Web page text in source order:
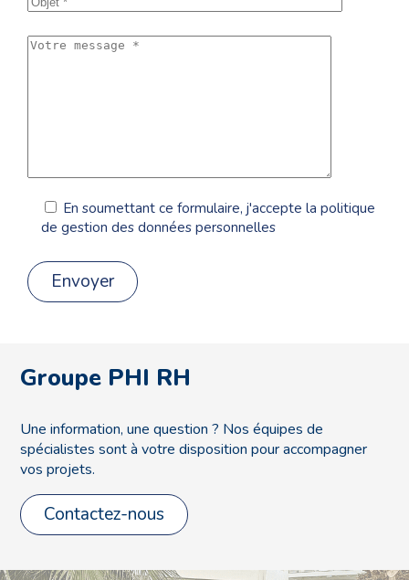
En soumettant ce formulaire, j'accepte la politique
de gestion des données personnelles
Groupe PHI RH
Une information, une question ? Nos équipes de
spécialistes sont à votre disposition pour accompagner
vos projets.
Contactez-nous